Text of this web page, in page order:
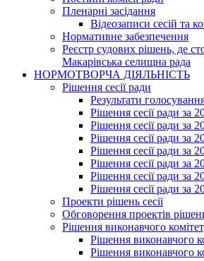
Пленарні засідання
Відеозаписи сесій та
Нормативне забезпечення
Реєстр судових рішень, де
Макарівська селищна рада
НОРМОТВОРЧА ДІЯЛЬНІСТЬ
Рішення сесії ради
Результати
Рішення сесії ради за
Рішення сесії ради за
Рішення сесії ради за
Рішення сесії ради за
Рішення сесії ради за
Рішення сесії ради за
Рішення сесії ради за
Проекти рішень сесії
Обговорення проектів рішень
Рішення виконавчого
Рішення виконавчого
Рішення виконавчого